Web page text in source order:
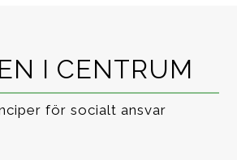
I CENTRUM
för socialt ansvar